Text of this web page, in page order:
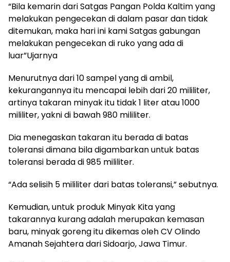
“Bila kemarin dari Satgas Pangan Polda Kaltim yang
melakukan pengecekan di dalam pasar dan tidak
ditemukan, maka hari ini kami Satgas gabungan
melakukan pengecekan di ruko yang ada di
luar”Ujarnya
Menurutnya dari 10 sampel yang di ambil,
kekurangannya itu mencapai lebih dari 20 mililiter,
artinya takaran minyak itu tidak 1 liter atau 1000
mililiter, yakni di bawah 980 mililiter.
Dia menegaskan takaran itu berada di batas
toleransi dimana bila digambarkan untuk batas
toleransi berada di 985 mililiter.
“Ada selisih 5 mililiter dari batas toleransi,” sebutnya.
Kemudian, untuk produk Minyak Kita yang
takarannya kurang adalah merupakan kemasan
baru, minyak goreng itu dikemas oleh CV Olindo
Amanah Sejahtera dari Sidoarjo, Jawa Timur.